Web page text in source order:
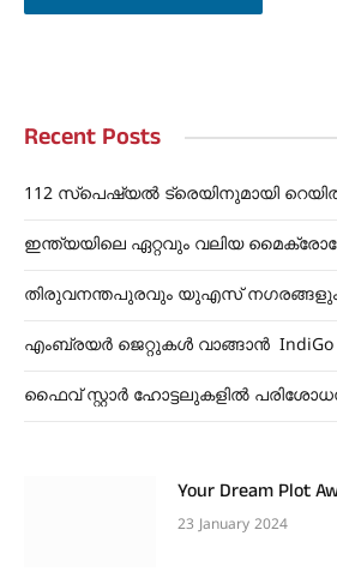
Recent Posts
112 സ്പെഷ്യൽ ട്രെയിനുമായി
ഇന്ത്യയിലെ ഏറ്റവും വലിയ
തിരുവനന്തപുരവും യുഎസ്
എംബ്രയർ ജെറ്റുകൾ വാങ്ങാൻ IndiGo
ഫൈവ് സ്റ്റാർ ഹോട്ടലുകളിൽ
Your Dream Plot
23 January 2024